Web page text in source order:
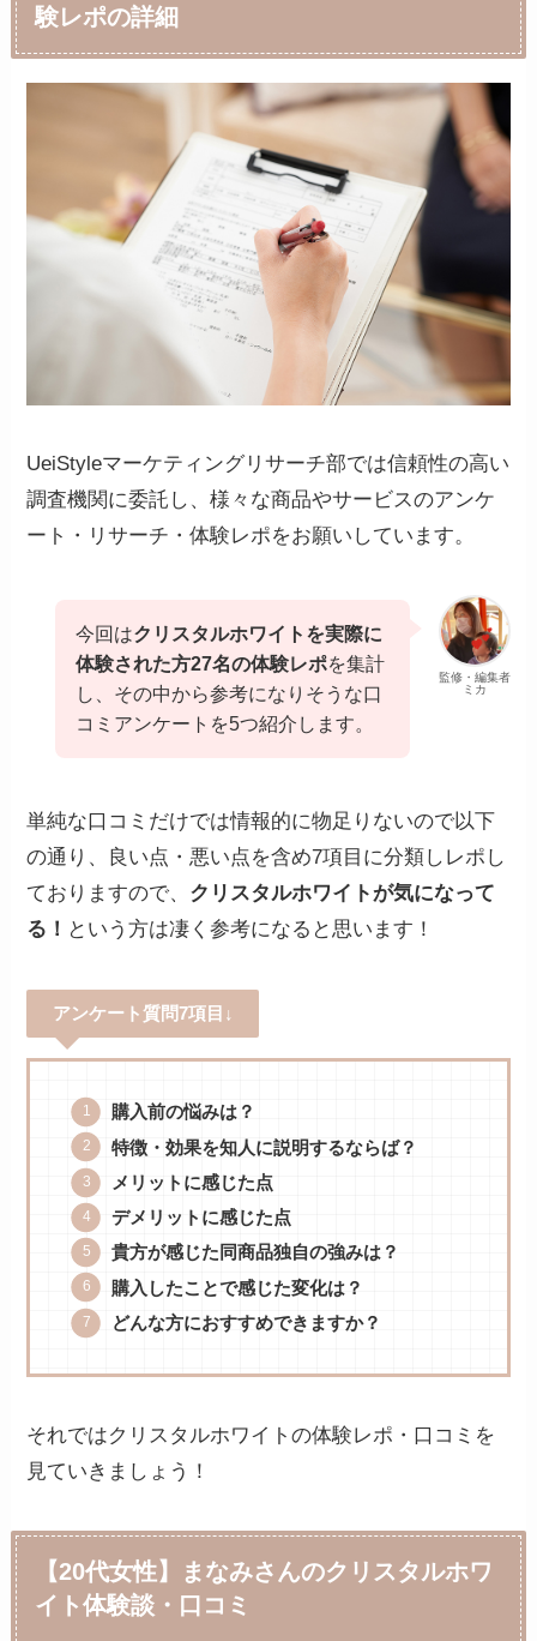
験レポの詳細
UeiStyleマーケティングリサーチ部では信頼性の高い
調査機関に委託し、様々な商品やサービスのアンケ
ート・リサーチ・体験レポをお願いしています。
監修・編集者
ミカ
今回はクリスタルホワイトを実際に
体験された方27名の体験レポを集計
し、その中から参考になりそうな口
コミアンケートを5つ紹介します。
単純な口コミだけでは情報的に物足りないので以下
の通り、良い点・悪い点を含め7項目に分類しレポし
ておりますので、 クリスタルホワイトが気になって
る！ という方は凄く参考になると思います！
アンケート質問7項目↓
購入前の悩みは？
特徴・効果を知人に説明するならば？
メリットに感じた点
デメリットに感じた点
貴方が感じた同商品独自の強みは？
購入したことで感じた変化は？
どんな方におすすめできますか？
それではクリスタルホワイトの体験レポ・口コミを
見ていきましょう！
【20代女性】まなみさんのクリスタルホワ
イト体験談・口コミ